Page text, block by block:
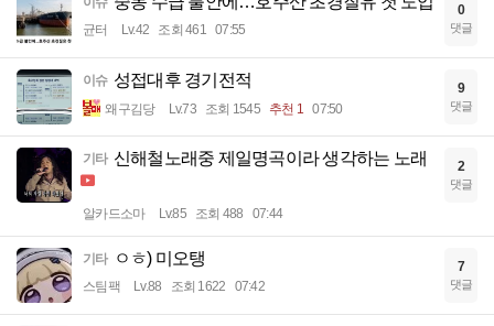
균터 Lv.42 조회 461 07:55
0
댓글
이슈 성접대후 경기전적
왜구김당 Lv.73 조회 1545 추천 1 07:50
9
댓글
기타 신해철노래중 제일명곡이라 생각하는 노래
알카드소마 Lv.85 조회 488 07:44
2
댓글
기타 ㅇㅎ) 미오탱
스팀팩 Lv.88 조회 1622 07:42
7
댓글